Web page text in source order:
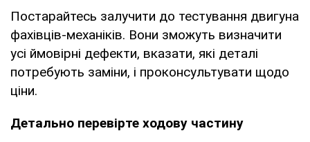
Постарайтесь залучити до тестування двигуна
фахівців-механіків. Вони зможуть визначити
усі ймовірні дефекти, вказати, які деталі
потребують заміни, і проконсультувати щодо
ціни.
Детально перевірте ходову частину